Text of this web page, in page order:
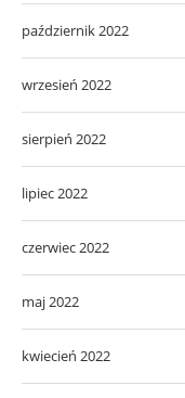
październik 2022
wrzesień 2022
sierpień 2022
lipiec 2022
czerwiec 2022
maj 2022
kwiecień 2022